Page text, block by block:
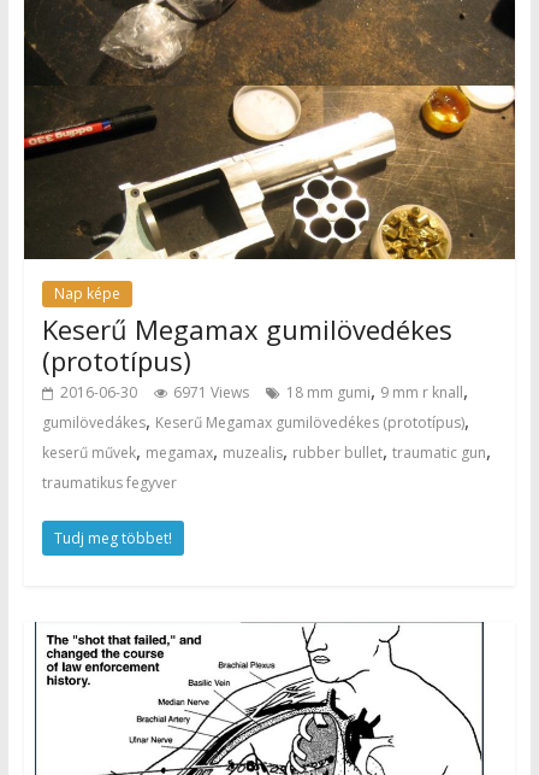
Nap képe
Keserű Megamax gumilövedékes
(prototípus)
2016-06-30 6971 Views 18 mm gumi, 9 mm r knall,
gumilövedákes, Keserű Megamax gumilövedékes (prototípus),
keserű művek, megamax, muzealis, rubber bullet, traumatic gun,
traumatikus fegyver
Tudj meg többet!